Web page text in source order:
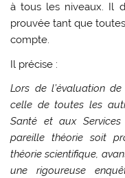
à tous les niveaux. Il
prouvée tant que
compte.
Il précise :
Lors de l’évaluation
celle de toutes les
Santé et aux
pareille théorie soit
théorie scientifique,
une rigoureuse